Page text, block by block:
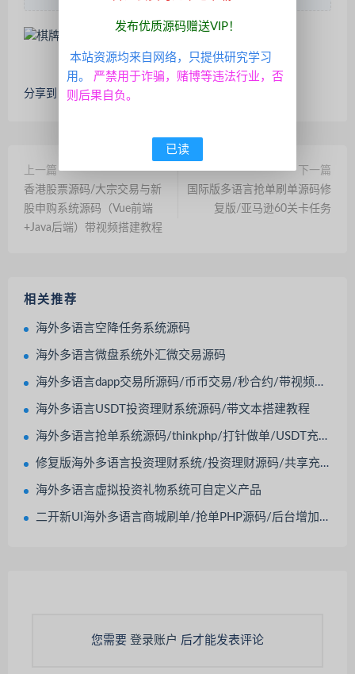
分享到：
上一篇
香港股票源码/大宗交易与新
股申购系统源码（Vue前端
+Java后端）带视频搭建教程
下一篇
国际版多语言抢单刷单源码修
复版/亚马逊60关卡任务
相关推荐
海外多语言空降任务系统源码
海外多语言微盘系统外汇微交易源码
海外多语言dapp交易所源码/币币交易/秒合约/带视频搭建教程/脚本齐全
海外多语言USDT投资理财系统源码/带文本搭建教程
海外多语言抢单系统源码/thinkphp/打针做单/USDT充值/带搭建教程
修复版海外多语言投资理财系统/投资理财源码/共享充电宝系统/带视频搭建教程
海外多语言虚拟投资礼物系统可自定义产品
二开新UI海外多语言商城刷单/抢单PHP源码/后台增加打针/派单功能+文本教程
您需要 登录账户 后才能发表评论
发布优质源码赠送VIP！
本站资源均来自网络，只提供研究学习
用。
严禁用于诈骗，赌博等违法行业，否
则后果自负。
已读